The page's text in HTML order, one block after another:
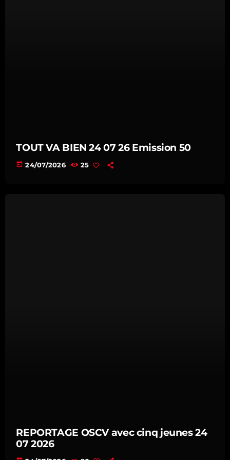
TOUT VA BIEN 24 07 26 Emission 50
today 24/07/2026 25
REPORTAGE OSCV avec cinq jeunes 24
07 2026